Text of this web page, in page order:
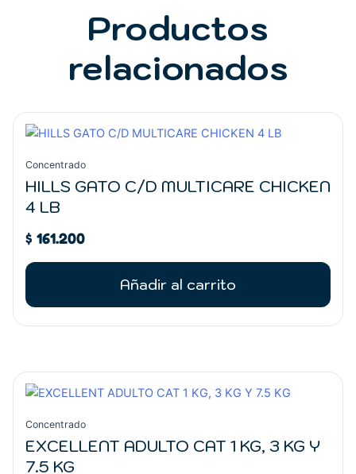
Productos
relacionados
Concentrado
HILLS GATO C/D MULTICARE CHICKEN
4 LB
$ 161.200
Añadir al carrito
Concentrado
EXCELLENT ADULTO CAT 1 KG, 3 KG Y
7.5 KG
de
$ 25.300
Este
producto
tiene
múltiples